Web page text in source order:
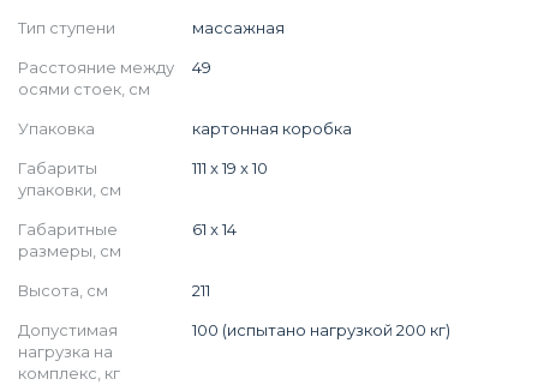
Тип ступени массажная
Расстояние между
осями стоек, см
49
Упаковка картонная коробка
Габариты
упаковки, см
111 x 19 x 10
Габаритные
размеры, см
61 x 14
Высота, см 211
Допустимая
нагрузка на
комплекс, кг
100 (испытано нагрузкой 200 кг)